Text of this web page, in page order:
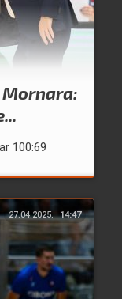
100:69
27.04.2025. 14:47